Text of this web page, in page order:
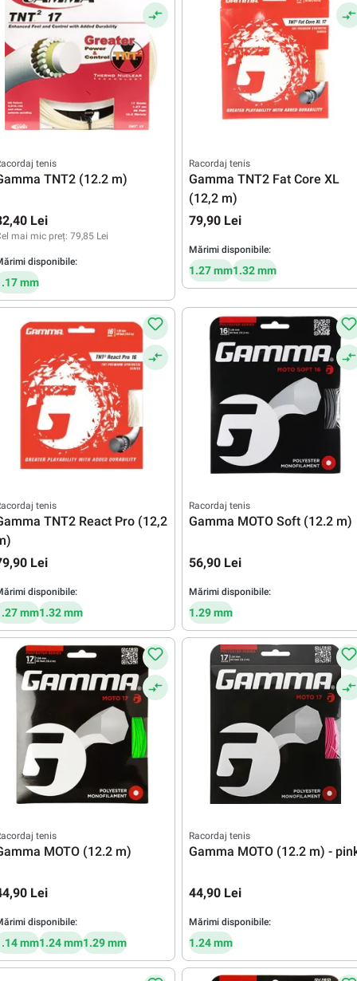
tenis
TNT2 (12.2 m)
Lei
mai mic preț: 79,85 Lei
disponibile:
mm
Racordaj tenis
Gamma TNT2 Fat Core XL
(12,2 m)
79,90 Lei
Mărimi disponibile:
1.27 mm1.32 mm
tenis
TNT2 React Pro (12,2
Lei
disponibile:
mm1.32 mm
Racordaj tenis
Gamma MOTO Soft (12.2 m)
56,90 Lei
Mărimi disponibile:
1.29 mm
tenis
MOTO (12.2 m)
Lei
disponibile:
mm1.24 mm1.29 mm
Racordaj tenis
Gamma MOTO (12.2 m) -
44,90 Lei
Mărimi disponibile:
1.24 mm